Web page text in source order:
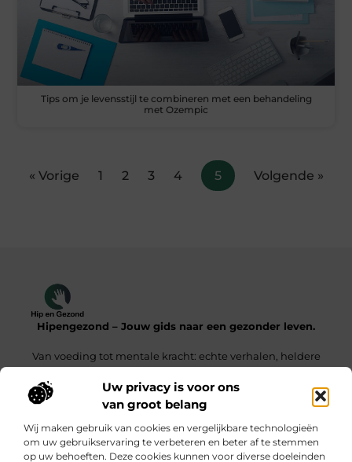
Uw privacy is voor ons
van groot belang
Wij maken gebruik van cookies en vergelijkbare technologieën
om uw gebruikservaring te verbeteren en beter af te stemmen
op uw behoeften. Deze cookies kunnen voor diverse doeleinden
Tips om je levensstijl te combineren met een behandeling
met Ozempic
« Vorige 1 2 3 4 5 Volgende »
Hipengezond – Jouw gids naar een gezonder leven.
Van voeding tot mentale kracht: echte verhalen, heldere
inzichten.
Onze informatie